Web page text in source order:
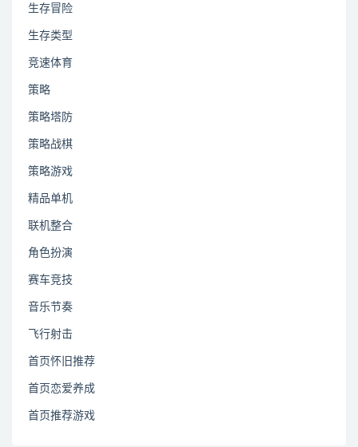
生存冒险
生存类型
竞速体育
策略
策略塔防
策略战棋
策略游戏
精品单机
联机整合
角色扮演
赛车竞技
音乐节奏
飞行射击
首页怀旧推荐
首页恋爱养成
首页推荐游戏